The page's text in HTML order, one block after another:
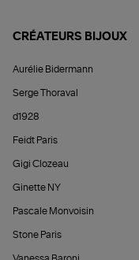
CRÉATEURS BIJOUX
Aurélie Bidermann
Serge Thoraval
d1928
Feidt Paris
Gigi Clozeau
Ginette NY
Pascale Monvoisin
Stone Paris